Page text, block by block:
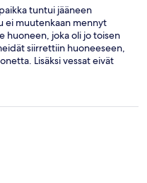
tuntui jääneen
ei muutenkaan mennyt
huoneen, joka oli jo toisen
siirrettiin huoneeseen,
Lisäksi vessat eivät
haju, joka häiritsi
alueena mukava, mutta